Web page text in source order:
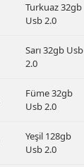
Turkuaz 32gb
Usb 2.0
Sarı 32gb Usb
2.0
Füme 32gb
Usb 2.0
Yeşil 128gb
Usb 2.0